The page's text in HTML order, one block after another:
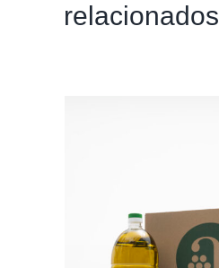
relacionados